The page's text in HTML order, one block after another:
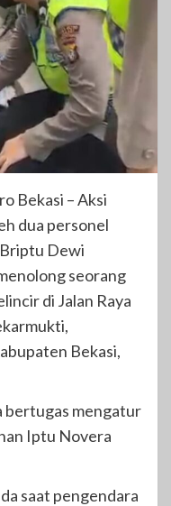
Bekasi – Aksi
dua personel
Dewi
seorang
di Jalan Raya
Bekasi,
bertugas mengatur
Iptu Novera
saat pengendara